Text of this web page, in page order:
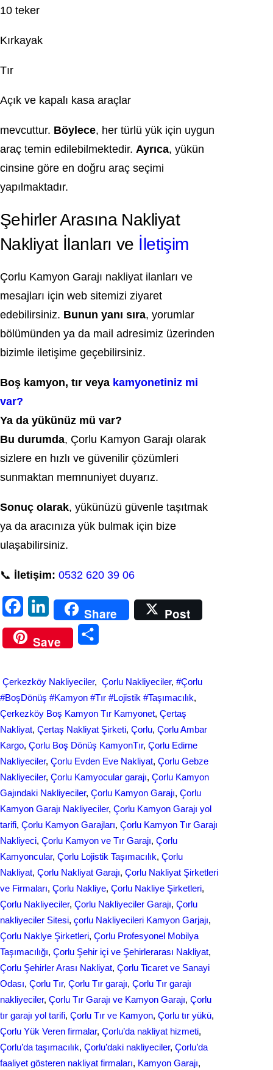
10 teker
Kırkayak
Tır
Açık ve kapalı kasa araçlar
mevcuttur. Böylece, her türlü yük için uygun
araç temin edilebilmektedir. Ayrıca, yükün
cinsine göre en doğru araç seçimi
yapılmaktadır.
Şehirler Arasına Nakliyat
Nakliyat İlanları ve İletişim
Çorlu Kamyon Garajı nakliyat ilanları ve
mesajları için web sitemizi ziyaret
edebilirsiniz. Bunun yanı sıra, yorumlar
bölümünden ya da mail adresimiz üzerinden
bizimle iletişime geçebilirsiniz.
Boş kamyon, tır veya kamyonetiniz mi
var?
Ya da yükünüz mü var?
Bu durumda, Çorlu Kamyon Garajı olarak
sizlere en hızlı ve güvenilir çözümleri
sunmaktan memnuniyet duyarız.
Sonuç olarak, yükünüzü güvenle taşıtmak
ya da aracınıza yük bulmak için bize
ulaşabilirsiniz.
📞 İletişim: 0532 620 39 06
a
c
o
o
k
i
n
d
I
n
Share
Post
Save
r
e
Çerkezköy Nakliyeciler, Çorlu Nakliyeciler, #Çorlu
#BoşDönüş #Kamyon #Tır #Lojistik #Taşımacılık
Çerkezköy Boş Kamyon Tır Kamyonet, Çertaş
Nakliyat, Çertaş Nakliyat Şirketi, Çorlu, Çorlu Ambar
Kargo, Çorlu Boş Dönüş KamyonTır, Çorlu Edirne
Nakliyeciler, Çorlu Evden Eve Nakliyat, Çorlu Gebze
Nakliyeciler, Çorlu Kamyocular garajı, Çorlu Kamyon
Gajındaki Nakliyeciler, Çorlu Kamyon Garajı, Çorlu
Kamyon Garajı Nakliyeciler, Çorlu Kamyon Garajı yol
tarifi, Çorlu Kamyon Garajları, Çorlu Kamyon Tır Garajı
Nakliyeci, Çorlu Kamyon ve Tır Garajı, Çorlu
Kamyoncular, Çorlu Lojistik Taşımacılık, Çorlu
Nakliyat, Çorlu Nakliyat Garajı, Çorlu Nakliyat Şirketleri
ve Firmaları, Çorlu Nakliye, Çorlu Nakliye Şirketleri
Çorlu Nakliyeciler, Çorlu Nakliyeciler Garajı, Çorlu
nakliyeciler Sitesi, çorlu Nakliyecileri Kamyon Garjajı
Çorlu Naklye Şirketleri, Çorlu Profesyonel Mobilya
Taşımacılığı, Çorlu Şehir içi ve Şehirlerarası Nakliyat
Çorlu Şehirler Arası Nakliyat, Çorlu Ticaret ve Sanayi
Odası, Çorlu Tır, Çorlu Tır garajı, Çorlu Tır garajı
nakliyeciler, Çorlu Tır Garajı ve Kamyon Garajı, Çorlu
tır garajı yol tarifi, Çorlu Tır ve Kamyon, Çorlu tır yükü
Çorlu Yük Veren firmalar, Çorlu’da nakliyat hizmeti
Çorlu’da taşımacılık, Çorlu’daki nakliyeciler, Çorlu’da
faaliyet gösteren nakliyat firmaları, Kamyon Garajı